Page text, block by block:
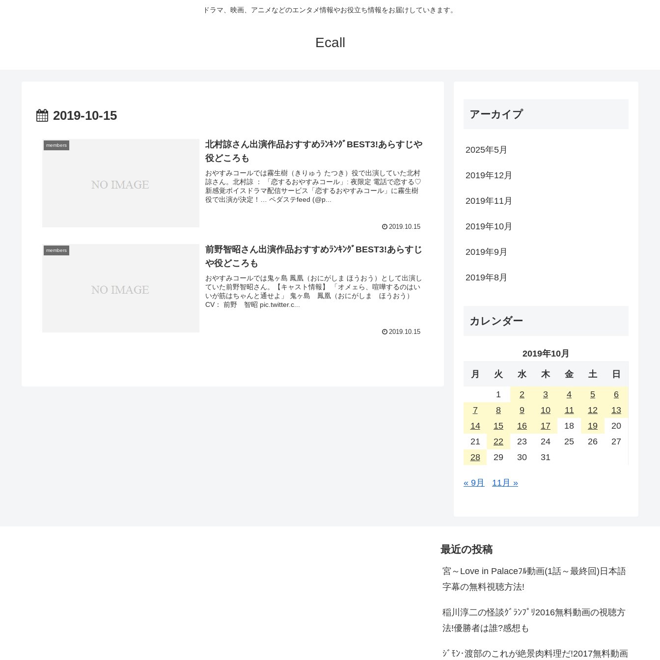
ドラマ、映画、アニメなどのエンタメ情報やお役立ち情報をお届けしていきます。
Ecall
2019-10-15
members
北村諒さん出演作品おすすめﾗﾝｷﾝｸﾞBEST3!あらすじや
役どころも
おやすみコールでは霧生樹（きりゅう たつき）役で出演していた北村
諒さん。北村諒 ： 「恋するおやすみコール」: 夜限定 電話で恋する♡
新感覚ボイスドラマ配信サービス「恋するおやすみコール」に霧生樹
役で出演が決定！… ペダステfeed (@p...
2019.10.15
members
前野智昭さん出演作品おすすめﾗﾝｷﾝｸﾞBEST3!あらすじ
や役どころも
おやすみコールでは鬼ヶ島 鳳凰（おにがしま ほうおう）として出演し
ていた前野智昭さん。【キャスト情報】 「オメェら、喧嘩するのはい
いが筋はちゃんと通せよ」 鬼ヶ島 鳳凰（おにがしま ほうおう）
CV： 前野 智昭 pic.twitter.c...
2019.10.15
アーカイプ
2025年5月
2019年12月
2019年11月
2019年10月
2019年9月
2019年8月
カレンダー
2019年10月
月 火 水 木 金 土 日
1 2 3 4 5
6
7
8 9 10 11 12
13
14
15 16 17 18 19
20
21
22 23 24 25 26
27
28
29 30 31
« 9月 11月 »
最近の投稿
宮～Love in Palaceﾌﾙ動画(1話～最終回)日本語
字幕の無料視聴方法!
稲川淳二の怪談ｸﾞﾗﾝﾌﾟﾘ2016無料動画の視聴方
法!優勝者は誰?感想も
ｼﾞﾓﾝ･渡部のこれが絶景肉料理だ!2017無料動画